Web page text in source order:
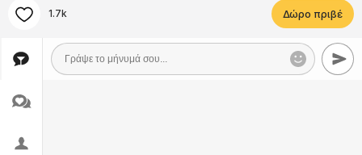
1.7k Δώρο πριβέ